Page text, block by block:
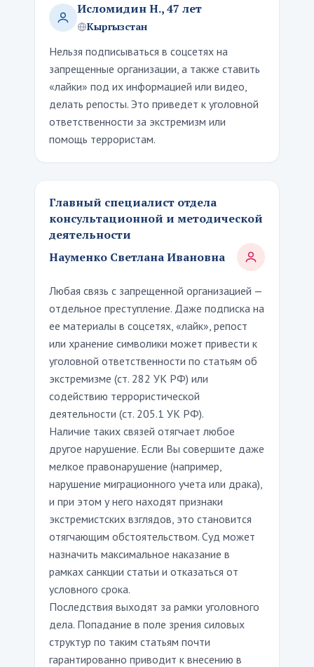
Исломидин Н., 47 лет
Кыргызстан
Нельзя подписываться в соцсетях на
запрещенные организации, а также ставить
«лайки» под их информацией или видео,
делать репосты. Это приведет к уголовной
ответственности за экстремизм или
помощь террористам.
Главный специалист отдела
консультационной и методической
деятельности
Науменко Светлана Ивановна
Любая связь с запрещенной организацией —
отдельное преступление. Даже подписка на
ее материалы в соцсетях, «лайк», репост
или хранение символики может привести к
уголовной ответственности по статьям об
экстремизме (ст. 282 УК РФ) или
содействию террористической
деятельности (ст. 205.1 УК РФ).
Наличие таких связей отягчает любое
другое нарушение. Если Вы совершите даже
мелкое правонарушение (например,
нарушение миграционного учета или драка),
и при этом у него находят признаки
экстремистских взглядов, это становится
отягчающим обстоятельством. Суд может
назначить максимальное наказание в
рамках санкции статьи и отказаться от
условного срока.
Последствия выходят за рамки уголовного
дела. Попадание в поле зрения силовых
структур по таким статьям почти
гарантированно приводит к внесению в